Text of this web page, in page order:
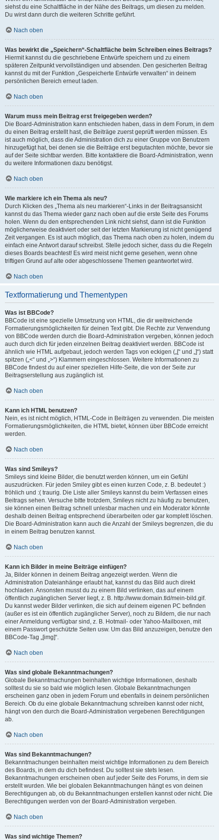
siehst du eine Schaltfläche in der Nähe des Beitrags, um diesen zu melden.
Du wirst dann durch die weiteren Schritte geführt.
Nach oben
Was bewirkt die „Speichern“-Schaltfläche beim Schreiben eines Beitrags?
Hiermit kannst du die geschriebene Entwürfe speichern und zu einem
späteren Zeitpunkt vervollständigen und absenden. Den gesicherten Beitrag
kannst du mit der Funktion „Gespeicherte Entwürfe verwalten“ in deinem
persönlichen Bereich erneut laden.
Nach oben
Warum muss mein Beitrag erst freigegeben werden?
Die Board-Administration kann entschieden haben, dass in dem Forum, in dem
du einen Beitrag erstellt hast, die Beiträge zuerst geprüft werden müssen. Es
ist auch möglich, dass die Administration dich zu einer Gruppe von Benutzern
hinzugefügt hat, bei denen sie die Beiträge erst begutachten möchte, bevor sie
auf der Seite sichtbar werden. Bitte kontaktiere die Board-Administration, wenn
du weitere Informationen dazu benötigst.
Nach oben
Wie markiere ich ein Thema als neu?
Durch Klicken des „Thema als neu markieren“-Links in der Beitragsansicht
kannst du das Thema wieder ganz nach oben auf die erste Seite des Forums
holen. Wenn du den entsprechenden Link nicht siehst, dann ist die Funktion
möglicherweise deaktiviert oder seit der letzten Markierung ist nicht genügend
Zeit vergangen. Es ist auch möglich, das Thema nach oben zu holen, indem du
einfach eine Antwort darauf schreibst. Stelle jedoch sicher, dass du die Regeln
dieses Boards beachtest! Es wird meist nicht gerne gesehen, wenn ohne
triftigen Grund auf alte oder abgeschlossene Themen geantwortet wird.
Nach oben
Textformatierung und Thementypen
Was ist BBCode?
BBCode ist eine spezielle Umsetzung von HTML, die dir weitreichende
Formatierungsmöglichkeiten für deinen Text gibt. Die Rechte zur Verwendung
von BBCode werden durch die Board-Administration vergeben, können jedoch
auch durch dich für jeden einzelnen Beitrag deaktiviert werden. BBCode ist
ähnlich wie HTML aufgebaut, jedoch werden Tags von eckigen („[“ und „]“) statt
spitzen („<“ und „>“) Klammern eingeschlossen. Weitere Informationen zu
BBCode findest du auf einer speziellen Hilfe-Seite, die von der Seite zur
Beitragserstellung aus zugänglich ist.
Nach oben
Kann ich HTML benutzen?
Nein, es ist nicht möglich, HTML-Code in Beiträgen zu verwenden. Die meisten
Formatierungsmöglichkeiten, die HTML bietet, können über BBCode erreicht
werden.
Nach oben
Was sind Smileys?
Smileys sind kleine Bilder, die benutzt werden können, um ein Gefühl
auszudrücken. Für jeden Smiley gibt es einen kurzen Code, z. B. bedeutet :)
fröhlich und :( traurig. Die Liste aller Smileys kannst du beim Verfassen eines
Beitrags sehen. Versuche bitte trotzdem, Smileys nicht zu häufig zu benutzen,
sie können einen Beitrag schnell unlesbar machen und ein Moderator könnte
deshalb deinen Beitrag entsprechend überarbeiten oder gar komplett löschen.
Die Board-Administration kann auch die Anzahl der Smileys begrenzen, die du
in einem Beitrag benutzen kannst.
Nach oben
Kann ich Bilder in meine Beiträge einfügen?
Ja, Bilder können in deinem Beitrag angezeigt werden. Wenn die
Administration Dateianhänge erlaubt hat, kannst du das Bild auch direkt
hochladen. Ansonsten musst du zu einem Bild verlinken, das auf einem
öffentlich zugänglichen Server liegt, z. B. http://www.domain.tld/mein-bild.gif.
Du kannst weder Bilder verlinken, die sich auf deinem eigenen PC befinden
(außer es ist ein öffentlich zugänglicher Server), noch zu Bildern, die nur nach
einer Anmeldung verfügbar sind, z. B. Hotmail- oder Yahoo-Mailboxen, mit
einem Passwort geschützte Seiten usw. Um das Bild anzuzeigen, benutze den
BBCode-Tag „[img]“.
Nach oben
Was sind globale Bekanntmachungen?
Globale Bekanntmachungen beinhalten wichtige Informationen, deshalb
solltest du sie so bald wie möglich lesen. Globale Bekanntmachungen
erscheinen ganz oben in jedem Forum und ebenfalls in deinem persönlichen
Bereich. Ob du eine globale Bekanntmachung schreiben kannst oder nicht,
hängt von den durch die Board-Administration vergebenen Berechtigungen
ab.
Nach oben
Was sind Bekanntmachungen?
Bekanntmachungen beinhalten meist wichtige Informationen zu dem Bereich
des Boards, in dem du dich befindest. Du solltest sie stets lesen.
Bekanntmachungen erscheinen oben auf jeder Seite des Forums, in dem sie
erstellt wurden. Wie bei globalen Bekanntmachungen hängt es von deinen
Berechtigungen ab, ob du Bekanntmachungen erstellen kannst oder nicht. Die
Berechtigungen werden von der Board-Administration vergeben.
Nach oben
Was sind wichtige Themen?